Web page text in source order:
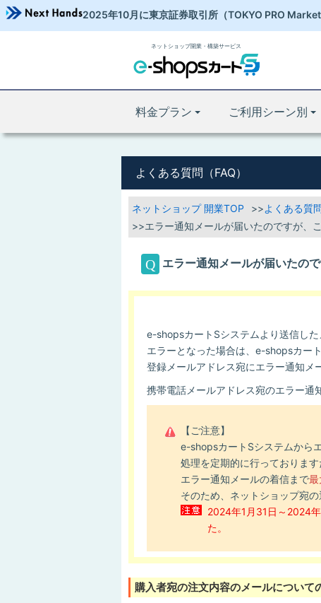
2025年10月に東京証券取引所 （TOKYO PRO
ネットショップ開業・構築サービス
料金プラン ご利用シーン別
よくある質問（FAQ）
ネットショップ 開業TOP よくある質
エラー通知メールが届いたのですが、
エラー通知メールが届いたの
e-shopsカートSシステムより送信し
エラーとなった場合は、e-shopsカー
登録メールアドレス宛にエラー通知メ
携帯電話メールアドレス宛のエラー通
【ご注意】
e-shopsカートSシステムから
処理を定期的に行っております
エラー通知メールの着信まで最
そのため、ネットショップ宛
2024年1月31日～2024
た。
購入者宛の注文内容のメールについて